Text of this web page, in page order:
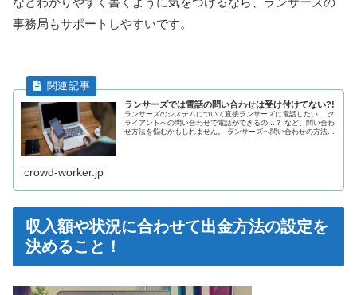
事務局もサポートしやすいです。
ランサーズでは電話の問い合わせは受け付けてない?!
ランサーズのシステムについて直接ランサーズに電話したい… ク
ライアントへの問い合わせで電話ができるの…？ など、問い合わ
せ方法を悩むかもしれません。 ランサーズへ問い合わせの方法は
crowd-worker.jp
収入額や状況に合わせて出金方法の設定を
決めること！